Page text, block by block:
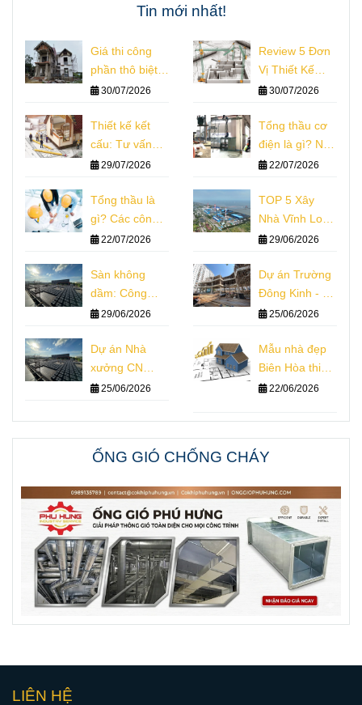
Tin mới nhất!
Giá thi công
phần thô biệt
thự hiện nay:
tế
30/07/2026
Review 5 Đơn
Vị Thiết Kế
Nhà Đồng Nai
Khảo
30/07/2026
Thiết kế kết
cấu: Tư vấn
nguyên lý chi
29/07/2026
Tổng thầu cơ
điện là gì? Nhà
thầu thi công
22/07/2026
Tổng thầu là
gì? Các công
ty tổng thầu
22/07/2026
TOP 5 Xây
Nhà Vĩnh Long
Thiết Kế Thi
29/06/2026
Sàn không
dầm: Công
nghệ, Kết cấu,
công
29/06/2026
Dự án Trường
Đông Kinh - Hà
Nội25/06/2026
Dự án Nhà
xưởng CN
Winwin
25/06/2026
Mẫu nhà đẹp
Biên Hòa thiết
kế nhà phố
22/06/2026
ỐNG GIÓ CHỐNG CHÁY
LIÊN HỆ